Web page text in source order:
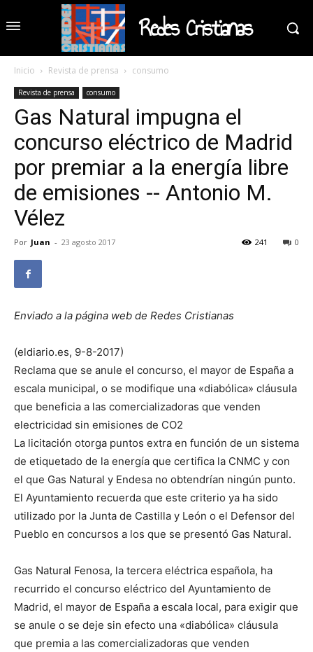
Redes Cristianas
Inicio Revista de prensa consumo
Revista de prensa consumo
Gas Natural impugna el
concurso eléctrico de Madrid
por premiar a la energía libre
de emisiones -- Antonio M.
Vélez
Por Juan - 23 agosto 2017 0
241
Enviado a la página web de Redes Cristianas
(eldiario.es, 9-8-2017)
Reclama que se anule el concurso, el mayor de España a
escala municipal, o se modifique una «diabólica» cláusula
que beneficia a las comercializadoras que venden
electricidad sin emisiones de CO2
La licitación otorga puntos extra en función de un sistema
de etiquetado de la energía que certifica la CNMC y con
el que Gas Natural y Endesa no obtendrían ningún punto.
El Ayuntamiento recuerda que este criterio ya ha sido
utilizado por la Junta de Castilla y León o el Defensor del
Pueblo en concursos a los que se presentó Gas Natural.
Gas Natural Fenosa, la tercera eléctrica española, ha
recurrido el concurso eléctrico del Ayuntamiento de
Madrid, el mayor de España a escala local, para exigir que
se anule o se deje sin efecto una «diabólica» cláusula
que premia a las comercializadoras que venden